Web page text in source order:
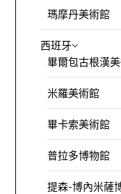
瑪摩丹美術館
西班牙
畢爾包古根漢
米羅美術館
畢卡索美術館
普拉多博物館
提森-博內米薩